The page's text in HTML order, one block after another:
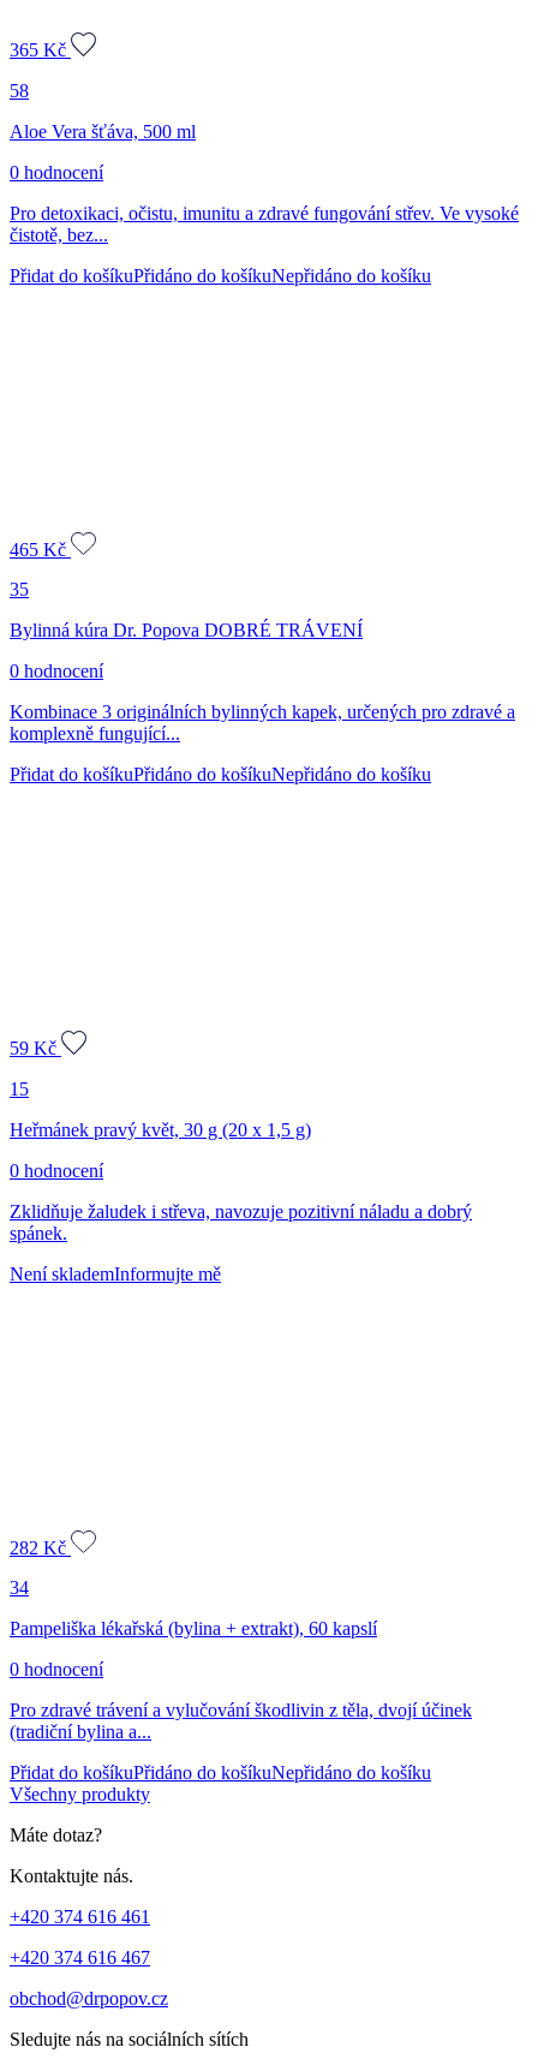
365 Kč
58
Aloe Vera šťáva, 500 ml
0 hodnocení
Pro detoxikaci, očistu, imunitu a zdravé fungování střev. Ve vysoké
čistotě, bez...
Přidat do košíkuPřidáno do košíkuNepřidáno do košíku
465 Kč
35
Bylinná kúra Dr. Popova DOBRÉ TRÁVENÍ
0 hodnocení
Kombinace 3 originálních bylinných kapek, určených pro zdravé a
komplexně fungující...
Přidat do košíkuPřidáno do košíkuNepřidáno do košíku
59 Kč
15
Heřmánek pravý květ, 30 g (20 x 1,5 g)
0 hodnocení
Zklidňuje žaludek i střeva, navozuje pozitivní náladu a dobrý
spánek.
Není sklademInformujte mě
282 Kč
34
Pampeliška lékařská (bylina + extrakt), 60 kapslí
0 hodnocení
Pro zdravé trávení a vylučování škodlivin z těla, dvojí účinek
(tradiční bylina a...
Přidat do košíkuPřidáno do košíkuNepřidáno do košíku
Všechny produkty
Máte dotaz?
Kontaktujte nás.
+420 374 616 461
+420 374 616 467
obchod@drpopov.cz
Sledujte nás na sociálních sítích